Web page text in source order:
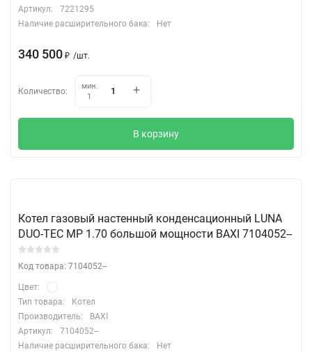
Артикул:
7221295
Наличие расширительного бака:
Нет
340 500 ₽ /шт.
Количество:
мин.
1
В корзину
Котел газовый настенный конденсационный LUNA
DUO-TEC MP 1.70 большой мощности BAXI 7104052--
Код товара: 7104052--
Цвет:
Тип товара:
Котел
Производитель:
BAXI
Артикул:
7104052--
Наличие расширительного бака:
Нет